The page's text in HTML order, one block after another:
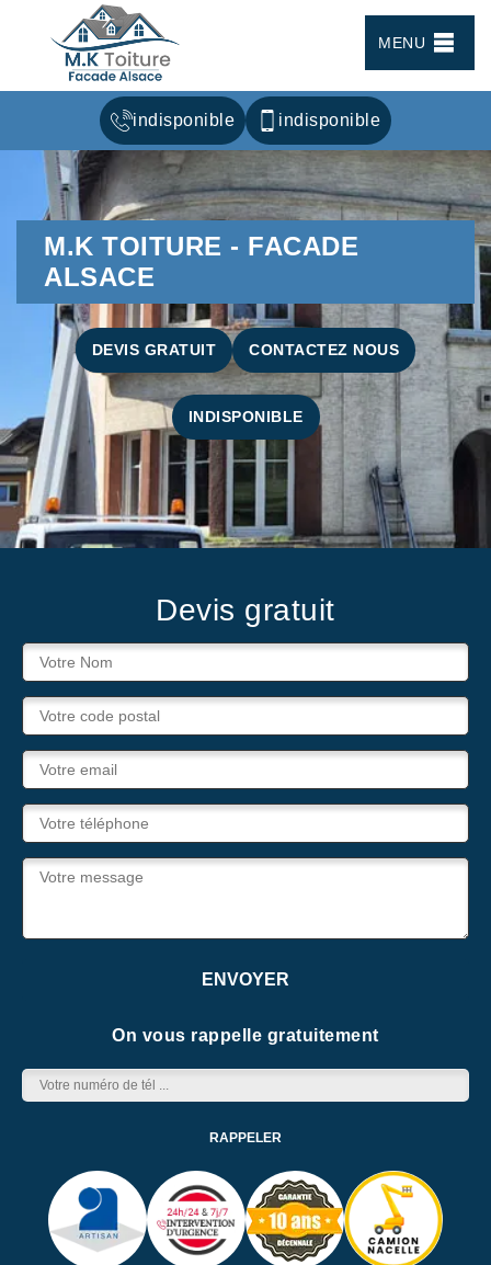
MENU
indisponible indisponible
M.K TOITURE - FACADE
ALSACE
DEVIS GRATUIT CONTACTEZ NOUS
INDISPONIBLE
Devis gratuit
On vous rappelle gratuitement